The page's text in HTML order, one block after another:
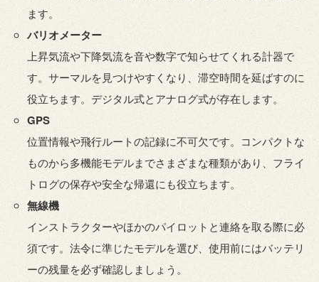
ます。
バリオメーター
上昇気流や下降気流を音や数字で知らせてくれる計器で
す。サーマルを見つけやすくなり、滞空時間を延ばすのに
役立ちます。デジタル式とアナログ式が存在します。
GPS
位置情報や飛行ルートの記録に不可欠です。コンパクトな
ものから多機能モデルまでさまざまな種類があり、フライ
トログの保存や安全な帰還にも役立ちます。
無線機
インストラクターやほかのパイロットと連絡を取る際に必
須です。法令に準じたモデルを選び、使用前にはバッテリ
ーの残量を必ず確認しましょう。